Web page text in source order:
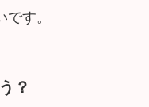
す。
？